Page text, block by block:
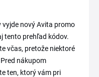
vyjde nový Avita promo
tento prehľad kódov.
včas, pretože niektoré
nákupom
ten, ktorý vám pri